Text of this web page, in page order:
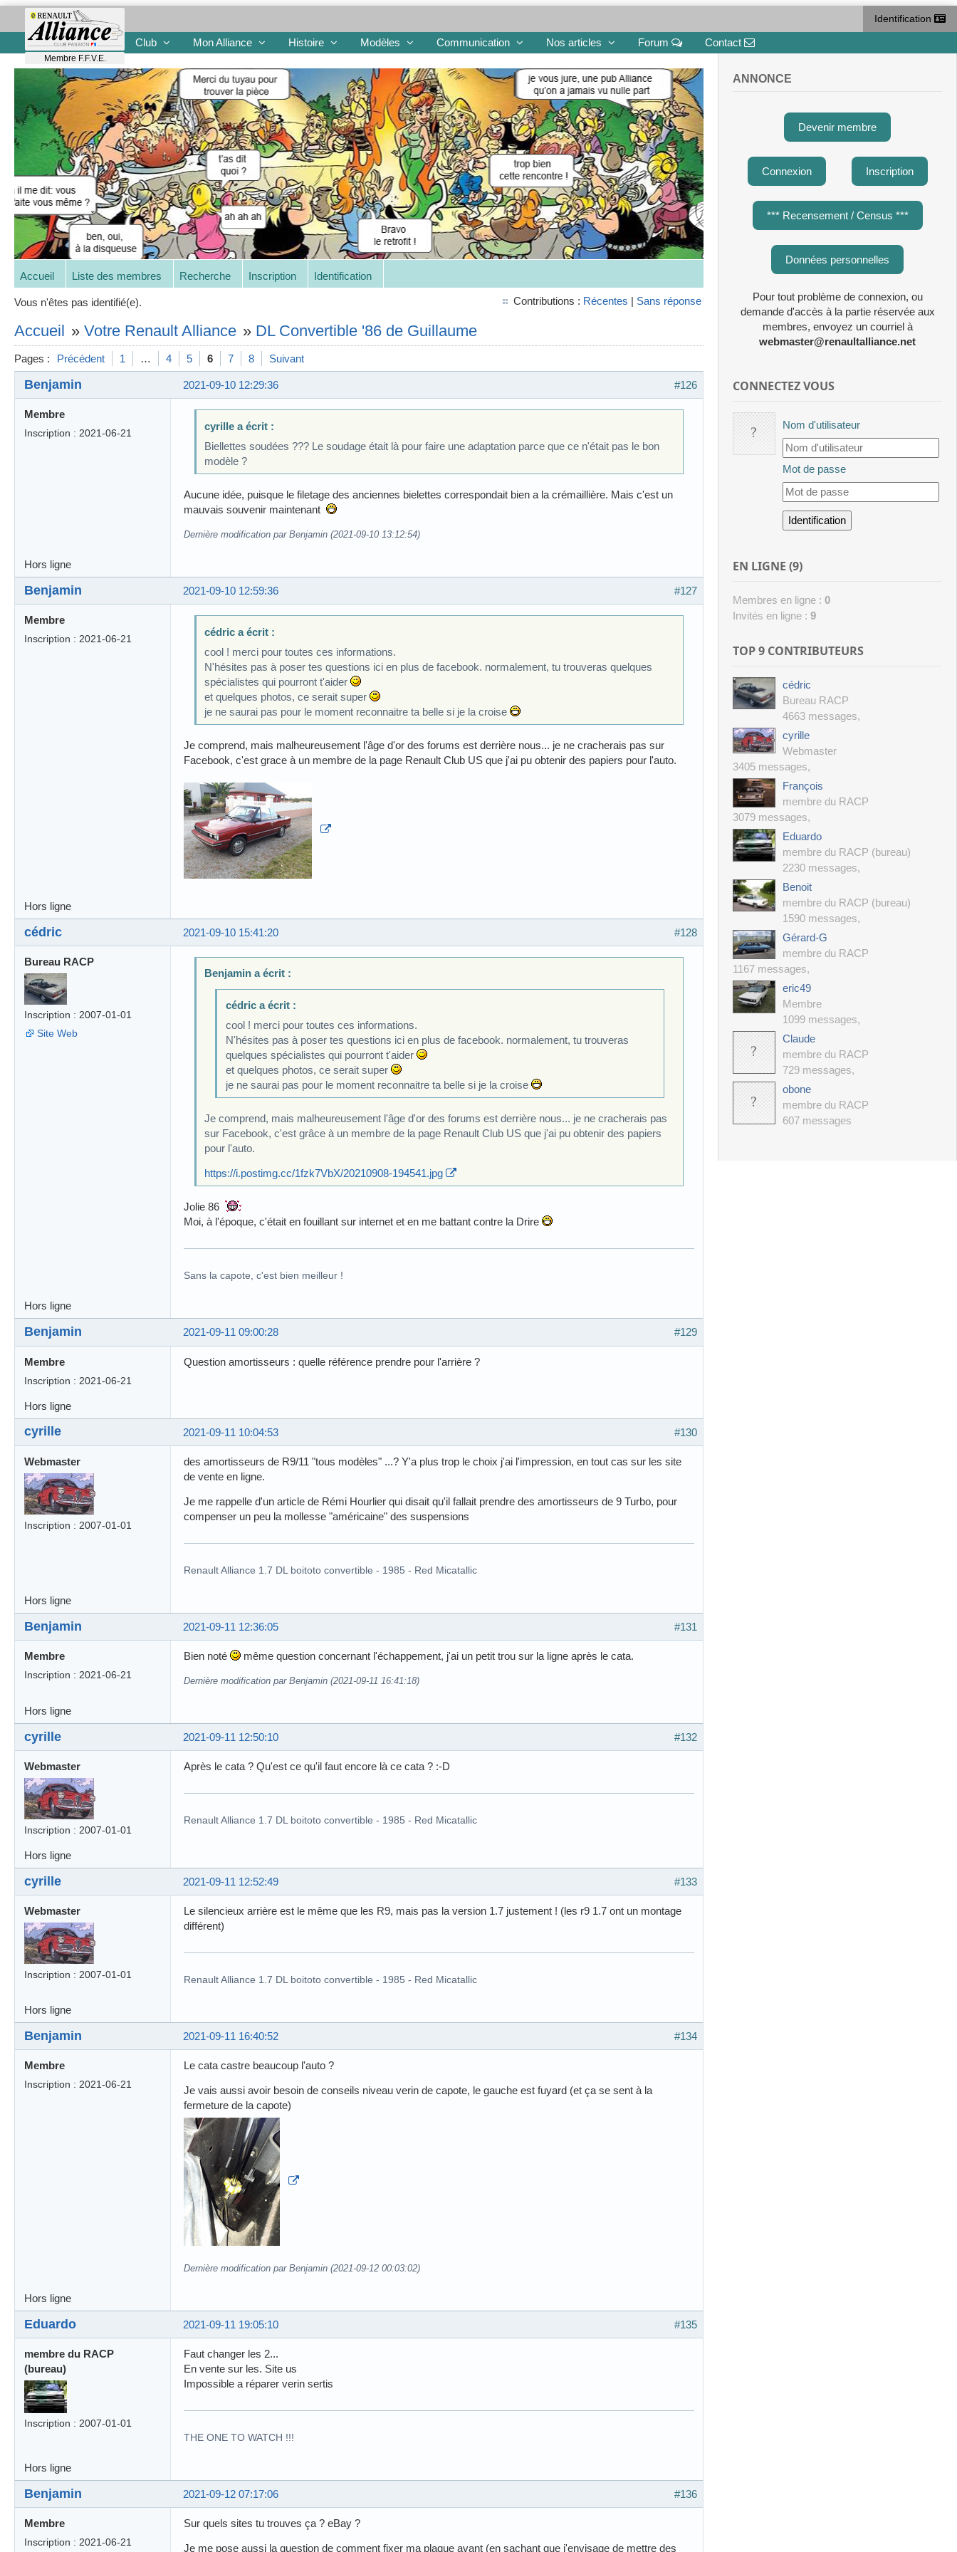
Membre F.F.V.E.
Identification
Club Mon Alliance Histoire Modèles Communication Nos articles Forum Contact
Accueil Liste des membres Recherche Inscription Identification
Vous n'êtes pas identifié(e). Contributions : Récentes | Sans réponse
Accueil » Votre Renault Alliance » DL Convertible '86 de Guillaume
Pages : Précédent 1 … 4 5 6 7 8 Suivant
#126
2021-09-10 12:29:36
Benjamin
Membre
Inscription : 2021-06-21
cyrille a écrit :
Biellettes soudées ??? Le soudage était là pour faire une adaptation parce que ce n'était pas le bon
modèle ?
Aucune idée, puisque le filetage des anciennes bielettes correspondait bien a la crémaillière. Mais c'est un
mauvais souvenir maintenant
Dernière modification par Benjamin (2021-09-10 13:12:54)
Hors ligne
#127
2021-09-10 12:59:36
Benjamin
Membre
Inscription : 2021-06-21
cédric a écrit :
cool ! merci pour toutes ces informations.
N'hésites pas à poser tes questions ici en plus de facebook. normalement, tu trouveras quelques
spécialistes qui pourront t'aider
et quelques photos, ce serait super
je ne saurai pas pour le moment reconnaitre ta belle si je la croise
Je comprend, mais malheureusement l'âge d'or des forums est derrière nous... je ne cracherais pas sur
Facebook, c'est grace à un membre de la page Renault Club US que j'ai pu obtenir des papiers pour l'auto.
Hors ligne
#128
2021-09-10 15:41:20
cédric
Bureau RACP
Inscription : 2007-01-01
Site Web
Benjamin a écrit :
cédric a écrit :
cool ! merci pour toutes ces informations.
N'hésites pas à poser tes questions ici en plus de facebook. normalement, tu trouveras
quelques spécialistes qui pourront t'aider
et quelques photos, ce serait super
je ne saurai pas pour le moment reconnaitre ta belle si je la croise
Je comprend, mais malheureusement l'âge d'or des forums est derrière nous... je ne cracherais pas
sur Facebook, c'est grâce à un membre de la page Renault Club US que j'ai pu obtenir des papiers
pour l'auto.
https://i.postimg.cc/1fzk7VbX/20210908-194541.jpg
Jolie 86
Moi, à l'époque, c'était en fouillant sur internet et en me battant contre la Drire
Sans la capote, c'est bien meilleur !
Hors ligne
#129
2021-09-11 09:00:28
Benjamin
Membre
Inscription : 2021-06-21
Question amortisseurs : quelle référence prendre pour l'arrière ?
Hors ligne
#130
2021-09-11 10:04:53
cyrille
Webmaster
Inscription : 2007-01-01
des amortisseurs de R9/11 "tous modèles" ...? Y'a plus trop le choix j'ai l'impression, en tout cas sur les site
de vente en ligne.
Je me rappelle d'un article de Rémi Hourlier qui disait qu'il fallait prendre des amortisseurs de 9 Turbo, pour
compenser un peu la mollesse "américaine" des suspensions
Renault Alliance 1.7 DL boitoto convertible - 1985 - Red Micatallic
Hors ligne
#131
2021-09-11 12:36:05
Benjamin
Membre
Inscription : 2021-06-21
Bien noté même question concernant l'échappement, j'ai un petit trou sur la ligne après le cata.
Dernière modification par Benjamin (2021-09-11 16:41:18)
Hors ligne
#132
2021-09-11 12:50:10
cyrille
Webmaster
Inscription : 2007-01-01
Après le cata ? Qu'est ce qu'il faut encore là ce cata ? :-D
Renault Alliance 1.7 DL boitoto convertible - 1985 - Red Micatallic
Hors ligne
#133
2021-09-11 12:52:49
cyrille
Webmaster
Inscription : 2007-01-01
Le silencieux arrière est le même que les R9, mais pas la version 1.7 justement ! (les r9 1.7 ont un montage
différent)
Renault Alliance 1.7 DL boitoto convertible - 1985 - Red Micatallic
Hors ligne
#134
2021-09-11 16:40:52
Benjamin
Membre
Inscription : 2021-06-21
Le cata castre beaucoup l'auto ?
Je vais aussi avoir besoin de conseils niveau verin de capote, le gauche est fuyard (et ça se sent à la
fermeture de la capote)
Dernière modification par Benjamin (2021-09-12 00:03:02)
Hors ligne
#135
2021-09-11 19:05:10
Eduardo
membre du RACP
(bureau)
Inscription : 2007-01-01
Faut changer les 2...
En vente sur les. Site us
Impossible a réparer verin sertis
THE ONE TO WATCH !!!
Hors ligne
#136
2021-09-12 07:17:06
Benjamin
Membre
Inscription : 2021-06-21
Sur quels sites tu trouves ça ? eBay ?
Je me pose aussi la question de comment fixer ma plaque avant (en sachant que j'envisage de mettre des
ANNONCE
Devenir membre
Connexion Inscription
*** Recensement / Census ***
Données personnelles
Pour tout problème de connexion, ou
demande d'accès à la partie réservée aux
membres, envoyez un courriel à
webmaster@renaultalliance.net
CONNECTEZ VOUS
Nom d'utilisateur
Mot de passe
EN LIGNE (9)
Membres en ligne : 0
Invités en ligne : 9
TOP 9 CONTRIBUTEURS
cédric
Bureau RACP
4663 messages,
cyrille
Webmaster
3405 messages,
François
membre du RACP
3079 messages,
Eduardo
membre du RACP (bureau)
2230 messages,
Benoit
membre du RACP (bureau)
1590 messages,
Gérard-G
membre du RACP
1167 messages,
eric49
Membre
1099 messages,
Claude
membre du RACP
729 messages,
obone
membre du RACP
607 messages